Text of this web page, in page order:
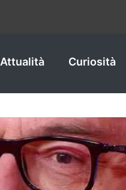
Attualità Curiosità